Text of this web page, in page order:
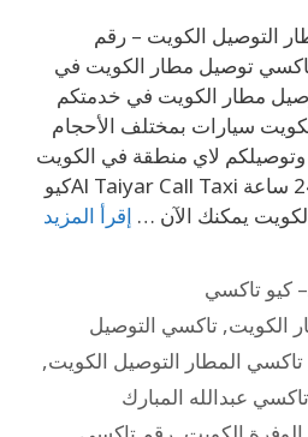
المطار التوصيل الكويت – رقم
توصيل مطار الكويت في
مطار الكويت في خدمتكم
سيارات بمختلف الأحجام
لاي منطقة في الكويت
، في خدمتكم طوال ال24 ساعة Al Taiyar Call Taxiكيو
يمكنك الآن … إقرأ المزيد
الكويت,تاكسي التوصيل
تاكسي المطار التوصيل الكويت,
تاكسي عبدالله المبارك